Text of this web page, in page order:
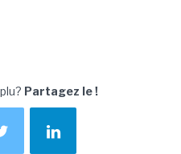
Partagez le !